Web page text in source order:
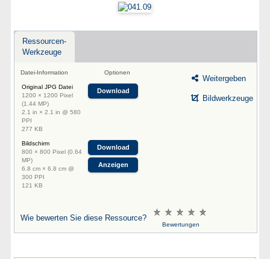
Ressourcen-
Werkzeuge
Datei-Information Optionen
Original JPG Datei
1200 × 1200 Pixel
(1.44 MP)
2.1 in × 2.1 in @ 580
PPI
277 KB
Download
Bildschirm
800 × 800 Pixel (0.64
MP)
6.8 cm × 6.8 cm @
300 PPI
121 KB
Download
Anzeigen
Weitergeben
Bildwerkzeuge
Wie bewerten Sie diese Ressource?
Bewertungen